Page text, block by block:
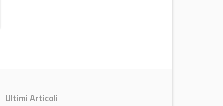
Ultimi Articoli